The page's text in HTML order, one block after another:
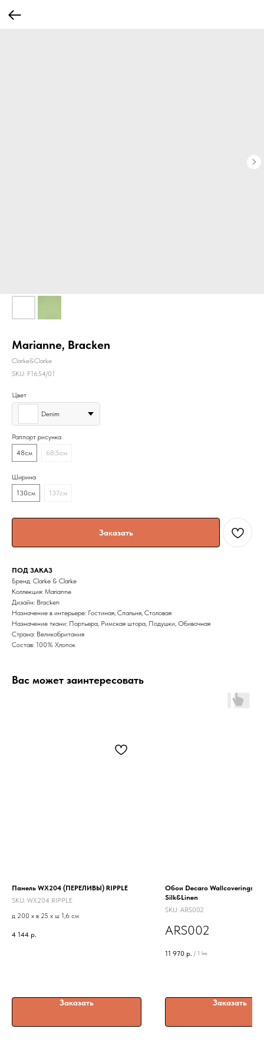
Marianne, Bracken
Clarke&Clarke
SKU: F1654/01
Цвет
Denim
Раппорт рисунка
48см
68,5см
Ширина
130см
137см
Заказать
ПОД ЗАКАЗ
Бренд: Clarke & Clarke
Коллекция: Marianne
Дизайн: Bracken
Назначение в интерьере: Гостиная, Спальня, Столовая
Назначение ткани: Портьера, Римская штора, Подушки, Обивочная
Страна: Великобритания
Состав: 100% Хлопок
Вас может заинтересовать
Панель WX204 (ПЕРЕЛИВЫ) RIPPLE
SKU: WX204 RIPPLE
д 200 x в 25 x ш 1,6 см
4 144 р.
Заказать
Обои Decaro Wallcoverings
Silk&Linen
SKU: ARS002
ARS002
11 970 р. / 1 lm
Заказать